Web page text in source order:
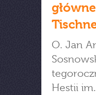
O. Jan
Hestii